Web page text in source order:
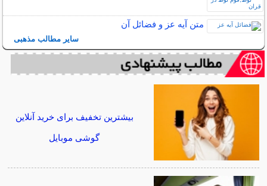
متن آیه عز و فضائل آن
سایر مطالب مذهبی
بیشترین تخفیف برای خرید آنلاین
گوشی موبایل